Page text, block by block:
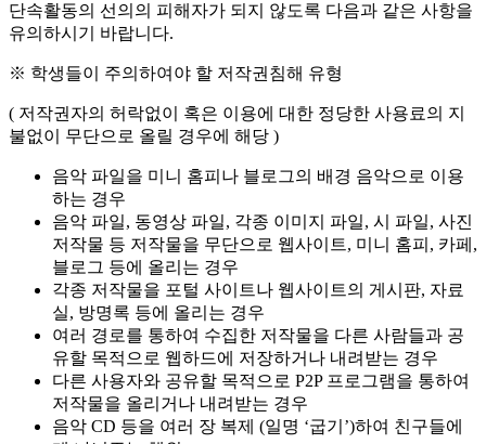
단속활동의 선의의 피해자가 되지 않도록 다음과 같은 사항을
유의하시기 바랍니다.
※ 학생들이 주의하여야 할 저작권침해 유형
( 저작권자의 허락없이 혹은 이용에 대한 정당한 사용료의 지
불없이 무단으로 올릴 경우에 해당 )
음악 파일을 미니 홈피나 블로그의 배경 음악으로 이용
하는 경우
음악 파일, 동영상 파일, 각종 이미지 파일, 시 파일, 사진
저작물 등 저작물을 무단으로 웹사이트, 미니 홈피, 카페,
블로그 등에 올리는 경우
각종 저작물을 포털 사이트나 웹사이트의 게시판, 자료
실, 방명록 등에 올리는 경우
여러 경로를 통하여 수집한 저작물을 다른 사람들과 공
유할 목적으로 웹하드에 저장하거나 내려받는 경우
다른 사용자와 공유할 목적으로 P2P 프로그램을 통하여
저작물을 올리거나 내려받는 경우
음악 CD 등을 여러 장 복제 (일명 ‘굽기’)하여 친구들에